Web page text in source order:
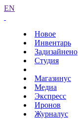
EN
Новое
Инвентарь
Задизайнено
Студия
Магазинус
Медиа
Экспресс
Иронов
Журналус